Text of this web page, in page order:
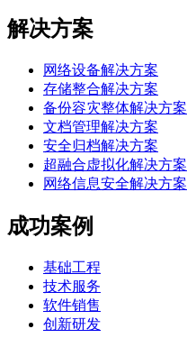
解决方案
网络设备解决方案
存储整合解决方案
备份容灾整体解决方案
文档管理解决方案
安全归档解决方案
超融合虚拟化解决方案
网络信息安全解决方案
成功案例
基础工程
技术服务
软件销售
创新研发